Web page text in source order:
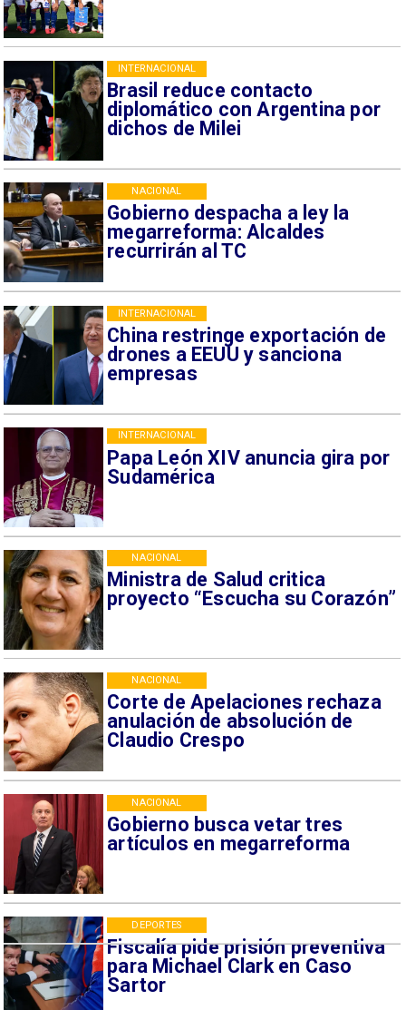
Brasil reduce contacto
diplomático con Argentina por
dichos de Milei
INTERNACIONAL
Gobierno despacha a ley la
megarreforma: Alcaldes
recurrirán al TC
NACIONAL
China restringe exportación de
drones a EEUU y sanciona
empresas
INTERNACIONAL
Papa León XIV anuncia gira por
Sudamérica
INTERNACIONAL
Ministra de Salud critica
proyecto “Escucha su Corazón”
NACIONAL
Corte de Apelaciones rechaza
anulación de absolución de
Claudio Crespo
NACIONAL
Gobierno busca vetar tres
artículos en megarreforma
NACIONAL
Fiscalía pide prisión preventiva
para Michael Clark en Caso
Sartor
DEPORTES